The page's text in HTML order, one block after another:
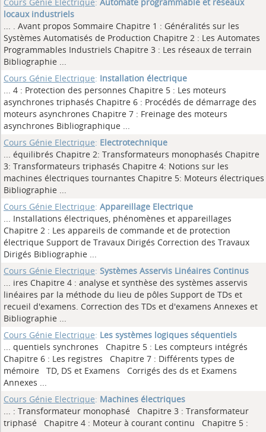
locaux industriels
... . Avant propos Sommaire Chapitre 1 : Généralités sur les
Systèmes Automatisés de Production Chapitre 2 : Les Automates
Programmables Industriels Chapitre 3 : Les réseaux de terrain
Bibliographie ...
Cours Génie Electrique: Installation électrique
... 4 : Protection des personnes Chapitre 5 : Les moteurs
asynchrones triphasés Chapitre 6 : Procédés de démarrage des
moteurs asynchrones Chapitre 7 : Freinage des moteurs
asynchrones Bibliographique ...
Cours Génie Electrique: Electrotechnique
... équilibrés Chapitre 2: Transformateurs monophasés Chapitre
3: Transformateurs triphasés Chapitre 4: Notions sur les
machines électriques tournantes Chapitre 5: Moteurs électriques
Bibliographie ...
Cours Génie Electrique: Appareillage Electrique
... Installations électriques, phénomènes et appareillages
Chapitre 2 : Les appareils de commande et de protection
électrique Support de Travaux Dirigés Correction des Travaux
Dirigés Bibliographie ...
Cours Génie Electrique: Systèmes Asservis Linéaires Continus
... ires Chapitre 4 : analyse et synthèse des systèmes asservis
linéaires par la méthode du lieu de pôles Support de TDs et
recueil d'examens. Correction des TDs et d'examens Annexes et
Bibliographie ...
Cours Génie Electrique: Les systèmes logiques séquentiels
... quentiels synchrones Chapitre 5 : Les compteurs intégrés
Chapitre 6 : Les registres Chapitre 7 : Différents types de
mémoire TD, DS et Examens Corrigés des ds et Examens
Annexes ...
Cours Génie Electrique: Machines électriques
... : Transformateur monophasé Chapitre 3 : Transformateur
triphasé Chapitre 4 : Moteur à courant continu Chapitre 5 :